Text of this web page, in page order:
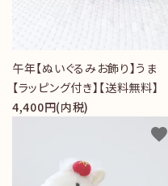
午年【ぬいぐるみお飾り】うま
【ラッピング付き】【送料無料】
4,400円(内税)
favorite